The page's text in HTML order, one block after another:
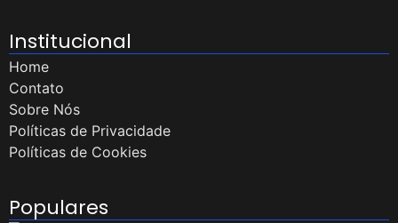
Institucional
Home
Contato
Sobre Nós
Políticas de Privacidade
Políticas de Cookies
Populares